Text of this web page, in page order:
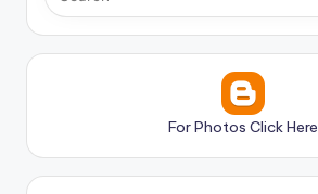
For Photos Click Here